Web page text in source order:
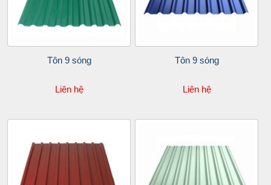
Tôn 9 sóng
Liên hệ
Tôn 9 sóng
Liên hệ